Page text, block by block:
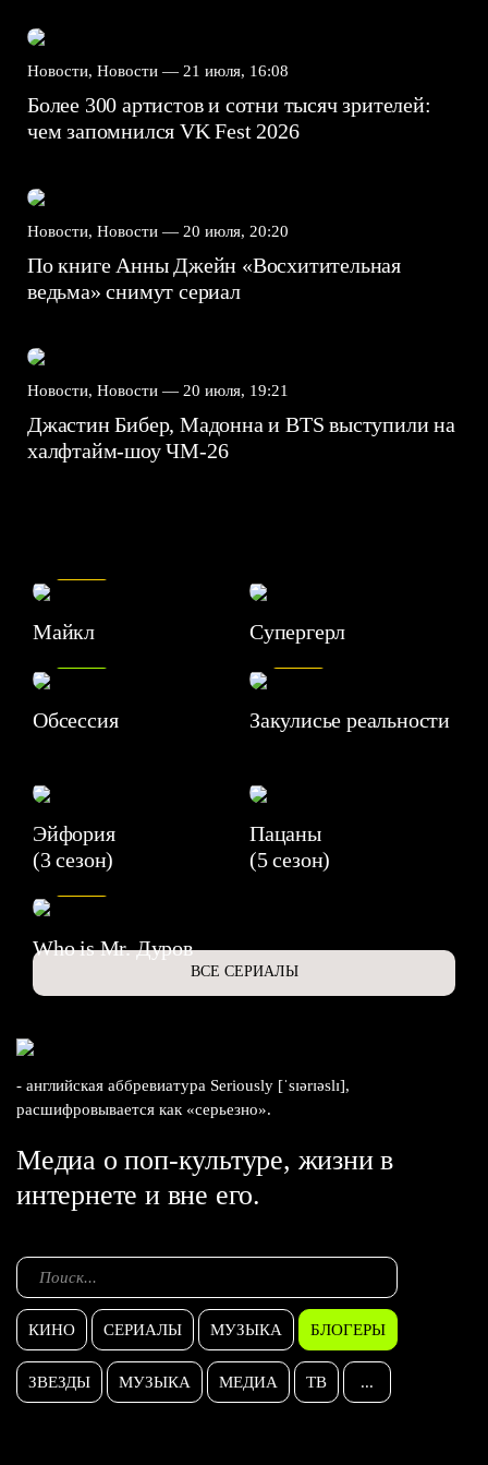
Новости, Новости — 21 июля, 16:08
Более 300 артистов и сотни тысяч зрителей:
чем запомнился VK Fest 2026
Новости, Новости — 20 июля, 20:20
По книге Анны Джейн «Восхитительная
ведьма» снимут сериал
Новости, Новости — 20 июля, 19:21
Джастин Бибер, Мадонна и BTS выступили на
халфтайм-шоу ЧМ-26
Майкл Супергерл
Обсессия
7.1
Закулисье реальности
Эйфория
(3 сезон)
Пацаны
(5 сезон)
Who is Mr. Дуров
ВСЕ СЕРИАЛЫ
- английская аббревиатура Seriously [ˈsɪərɪəslɪ],
расшифровывается как «серьезно».
Медиа о поп-культуре, жизни в
интернете и вне его.
КИНО СЕРИАЛЫ МУЗЫКА БЛОГЕРЫ
ЗВЕЗДЫ МУЗЫКА МЕДИА ТВ ...